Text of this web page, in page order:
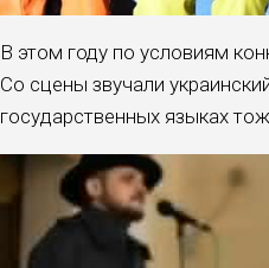
В этом году по условиям
Со сцены звучали
государственных языках